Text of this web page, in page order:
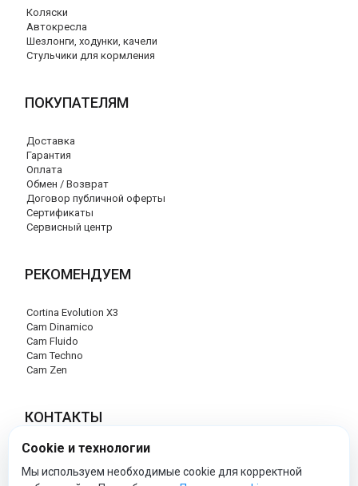
Коляски
Автокресла
Шезлонги, ходунки, качели
Стульчики для кормления
ПОКУПАТЕЛЯМ
Доставка
Гарантия
Оплата
Обмен / Возврат
Договор публичной оферты
Сертификаты
Сервисный центр
РЕКОМЕНДУЕМ
Cortina Evolution X3
Cam Dinamico
Cam Fluido
Cam Techno
Cam Zen
КОНТАКТЫ
+7 (495) 120-29-85
info@cam-official-store.ru
Cookie и технологии
Мы используем необходимые cookie для корректной